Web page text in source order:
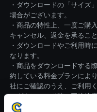
・ダウンロードの「サイズ
場合がございます。
・商品の特性上、一度ご購
キャンセル、返金を承るこ
・ダウンロードやご利用時
なります。
・商品をダウンロードする
約している料金プランによ
社にご確認のうえ、ご利用く
・ダウンロード時、回線速
がかかる場合がございます。